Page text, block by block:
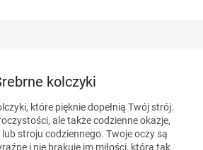
kolczyki
które pięknie dopełnią Twój strój.
ale także codzienne okazje,
stroju codziennego. Twoje oczy są
i nie brakuje im miłości, którą tak